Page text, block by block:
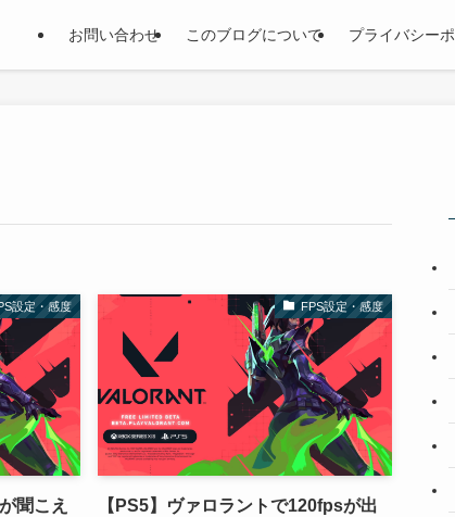
お問い合わせ このブログについて プライバシー
設定・感度
聞こえ
FPS設定・感度
【PS5】ヴァロラントで120fpsが出